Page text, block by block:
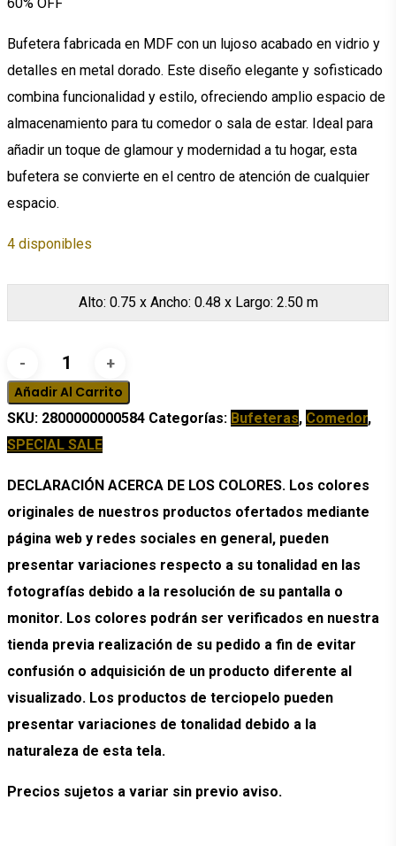
era:
$3,401.53.
es:
$1,360.61.
60% OFF
Bufetera fabricada en MDF con un lujoso acabado en vidrio y
detalles en metal dorado. Este diseño elegante y sofisticado
combina funcionalidad y estilo, ofreciendo amplio espacio de
almacenamiento para tu comedor o sala de estar. Ideal para
añadir un toque de glamour y modernidad a tu hogar, esta
bufetera se convierte en el centro de atención de cualquier
espacio.
4 disponibles
Alto: 0.75 x Ancho: 0.48 x Largo: 2.50 m
Bufetera
Tenri
cantidad
Añadir Al Carrito
SKU: 2800000000584 Categorías: Bufeteras, Comedor,
SPECIAL SALE
DECLARACIÓN ACERCA DE LOS COLORES. Los colores
originales de nuestros productos ofertados mediante
página web y redes sociales en general, pueden
presentar variaciones respecto a su tonalidad en las
fotografías debido a la resolución de su pantalla o
monitor. Los colores podrán ser verificados en nuestra
tienda previa realización de su pedido a fin de evitar
confusión o adquisición de un producto diferente al
visualizado. Los productos de terciopelo pueden
presentar variaciones de tonalidad debido a la
naturaleza de esta tela.
Precios sujetos a variar sin previo aviso.